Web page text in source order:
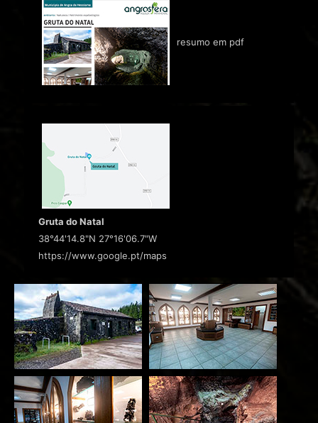
resumo em pdf
Gruta do Natal
38°44'14.8"N 27°16'06.7"W
https://www.google.pt/maps